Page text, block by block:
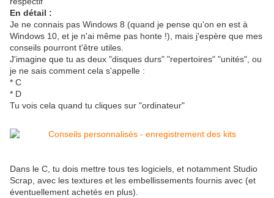
En détail :
Je ne connais pas Windows 8 (quand je pense qu'on en est à
Windows 10, et je n'ai même pas honte !), mais j'espère que mes
conseils pourront t'être utiles.
J'imagine que tu as deux "disques durs" "repertoires" "unités", ou
je ne sais comment cela s'appelle :
* C
* D
Tu vois cela quand tu cliques sur "ordinateur"
Dans le C, tu dois mettre tous tes logiciels, et notamment Studio
Scrap, avec les textures et les embellissements fournis avec (et
éventuellement achetés en plus).